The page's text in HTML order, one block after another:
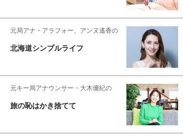
元局アナ・アラフォー、アンヌ遙香の
北海道シンプルライフ
元キー局アナウンサー・大木優紀の
旅の恥はかき捨てて